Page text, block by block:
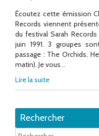
Écoutez cette émission
Records viennent
du festival Sarah
juin 1991. 3 groupes
passage : The Orchids,
matin). Je vous ..
Lire la suite
Rechercher